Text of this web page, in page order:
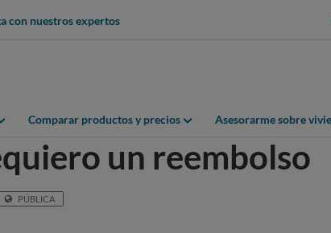
con nuestros expertos
Comparar productos y precios Asesorarme sobre
un reembolso
PÚBLICA